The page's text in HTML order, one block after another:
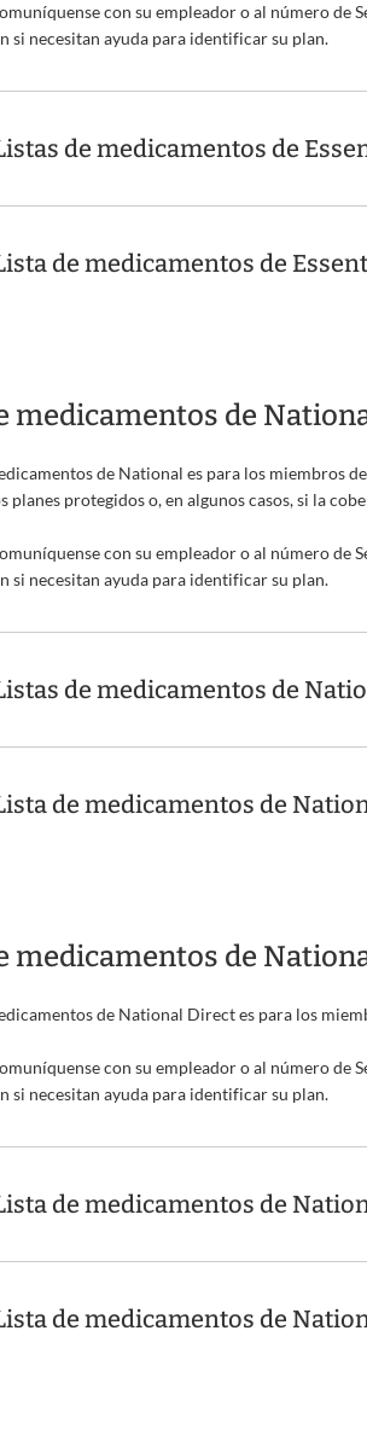
con su empleador o al número de
si necesitan ayuda para identificar su plan.
de medicamentos de
de medicamentos de
medicamentos de
de National es para los miembros
planes protegidos o, en algunos casos, si la
con su empleador o al número de
si necesitan ayuda para identificar su plan.
de medicamentos de
de medicamentos de
medicamentos de
de National Direct es para los
con su empleador o al número de
si necesitan ayuda para identificar su plan.
de medicamentos de
de medicamentos de